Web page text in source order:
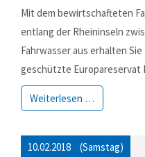
Mit dem bewirtschafteten
entlang der Rheininseln
Fahrwasser aus erhalten
geschützte Europareservat
Weiterlesen …
10.02.2018 (Samstag)